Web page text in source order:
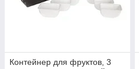
Контейнер для фруктов, 3